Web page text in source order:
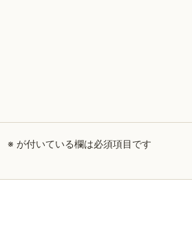
※ が付いている欄は必須項目です